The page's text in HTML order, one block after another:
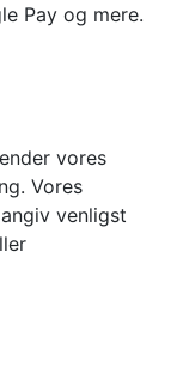
Pay og mere.
vores
Vores
venligst